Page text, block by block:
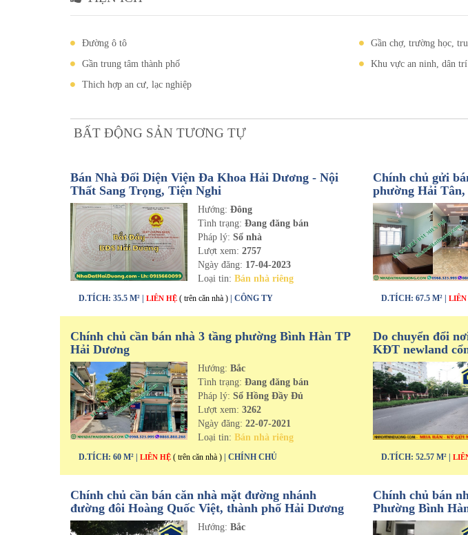
Đường ô tô
Gần chợ, trường học,
Gần trung tâm thành phố
Khu vực an ninh, dân trí
Thich hợp an cư, lạc nghiệp
BẤT ĐỘNG SẢN TƯƠNG TỰ
Bán Nhà Đối Diện Viện Đa Khoa Hải Dương - Nội
Thất Sang Trọng, Tiện Nghi
Hướng:Đông
Tình trạng:Đang đăng bán
Pháp lý: Sổ nhà
Lượt xem:2757
Ngày đăng: 17-04-2023
Loại tin:Bán nhà riêng
D.TÍCH: 35.5 M² | LIÊN HỆ ( trên căn nhà ) | CÔNG TY
Chính chủ gửi
phường Hải
D.TÍCH: 67.5 M² | LIÊN
Chính chủ cần bán nhà 3 tầng phường Bình Hàn TP
Hải Dương
Hướng:Bắc
Tình trạng:Đang đăng bán
Pháp lý: Sổ Hồng Đầy Đủ
Lượt xem:3262
Ngày đăng:22-07-2021
Loại tin:Bán nhà riêng
D.TÍCH: 60 M² | LIÊN HỆ ( trên căn nhà ) | CHÍNH CHỦ
Do chuyển đổi
KĐT newland
Bình-tp Hải
D.TÍCH: 52.57 M² |
Chính chủ cần bán căn nhà mặt đường nhánh
đường đôi Hoàng Quốc Việt, thành phố Hải Dương
Hướng:Bắc
Chính chủ bán
Phường Bình